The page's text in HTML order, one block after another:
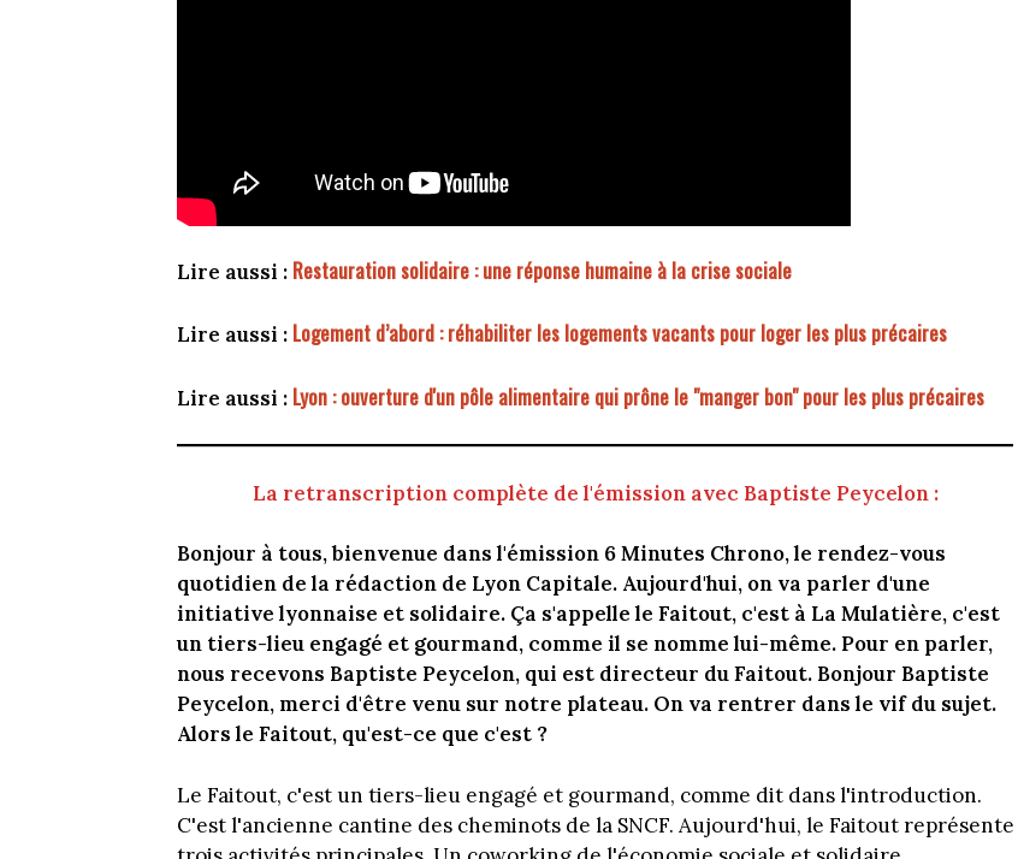
Lire aussi : Restauration solidaire : une réponse humaine à la crise sociale
Lire aussi : Logement d’abord : réhabiliter les logements vacants pour loger les plus précaires
Lire aussi : Lyon : ouverture d'un pôle alimentaire qui prône le "manger bon" pour les plus précaires
La retranscription complète de l'émission avec Baptiste Peycelon :
Bonjour à tous, bienvenue dans l'émission 6 Minutes Chrono, le rendez-vous
quotidien de la rédaction de Lyon Capitale. Aujourd'hui, on va parler d'une
initiative lyonnaise et solidaire. Ça s'appelle le Faitout, c'est à La Mulatière, c'est
un tiers-lieu engagé et gourmand, comme il se nomme lui-même. Pour en parler,
nous recevons Baptiste Peycelon, qui est directeur du Faitout. Bonjour Baptiste
Peycelon, merci d'être venu sur notre plateau. On va rentrer dans le vif du sujet.
Alors le Faitout, qu'est-ce que c'est ?
Le Faitout, c'est un tiers-lieu engagé et gourmand, comme dit dans l'introduction.
C'est l'ancienne cantine des cheminots de la SNCF. Aujourd'hui, le Faitout représente